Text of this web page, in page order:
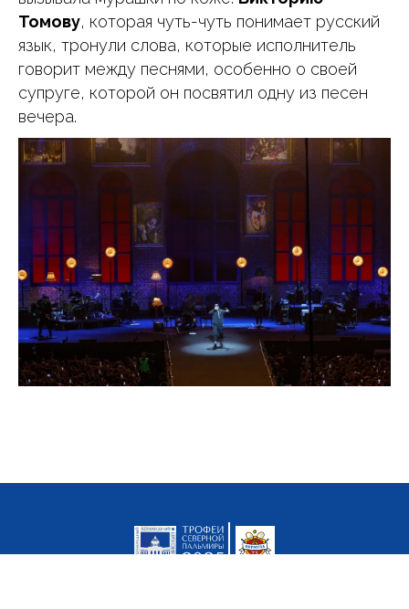
Томову, которая чуть-чуть понимает русский
язык, тронули слова, которые исполнитель
говорит между песнями, особенно о своей
супруге, которой он посвятил одну из песен
вечера.